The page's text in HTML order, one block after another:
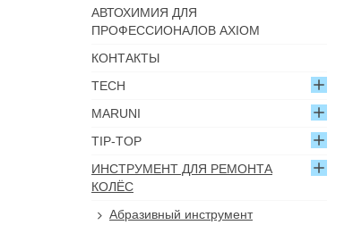
АВТОХИМИЯ ДЛЯ
ПРОФЕССИОНАЛОВ AXIOM
КОНТАКТЫ
TECH
MARUNI
TIP-TOP
ИНСТРУМЕНТ ДЛЯ РЕМОНТА
КОЛЁС
Абразивный инструмент